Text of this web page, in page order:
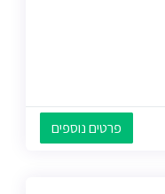
פרטים נוספים